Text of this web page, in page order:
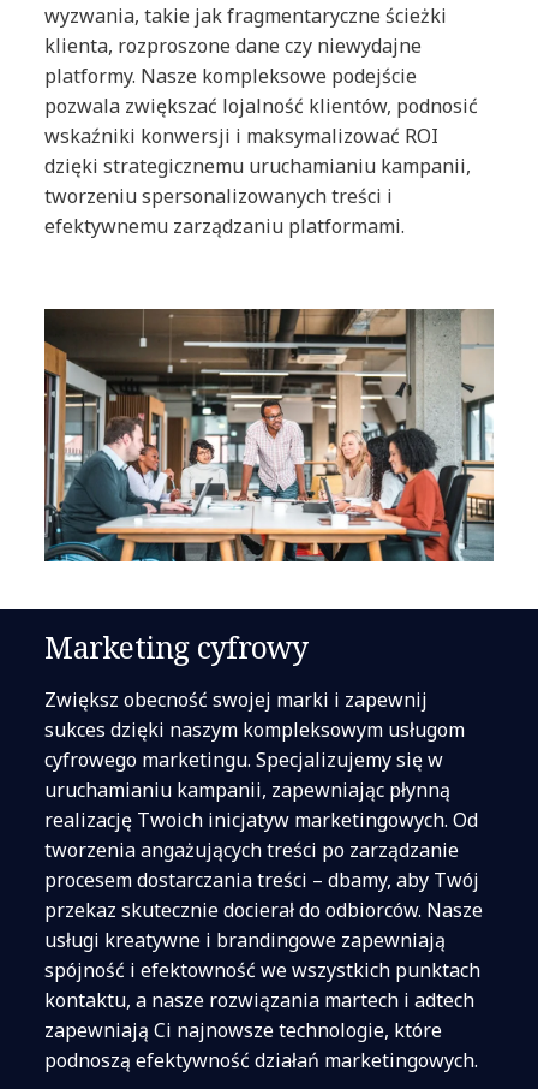
wyzwania, takie jak fragmentaryczne ścieżki
klienta, rozproszone dane czy niewydajne
platformy. Nasze kompleksowe podejście
pozwala zwiększać lojalność klientów, podnosić
wskaźniki konwersji i maksymalizować ROI
dzięki strategicznemu uruchamianiu kampanii,
tworzeniu spersonalizowanych treści i
efektywnemu zarządzaniu platformami.
Marketing cyfrowy
Zwiększ obecność swojej marki i zapewnij
sukces dzięki naszym kompleksowym usługom
cyfrowego marketingu. Specjalizujemy się w
uruchamianiu kampanii, zapewniając płynną
realizację Twoich inicjatyw marketingowych. Od
tworzenia angażujących treści po zarządzanie
procesem dostarczania treści – dbamy, aby Twój
przekaz skutecznie docierał do odbiorców. Nasze
usługi kreatywne i brandingowe zapewniają
spójność i efektowność we wszystkich punktach
kontaktu, a nasze rozwiązania martech i adtech
zapewniają Ci najnowsze technologie, które
podnoszą efektywność działań marketingowych.